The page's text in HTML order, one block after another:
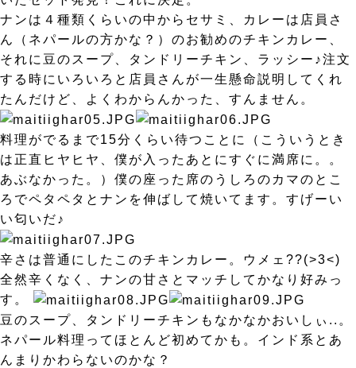
ナンは４種類くらいの中からセサミ、カレーは店員さ
ん（ネパールの方かな？）のお勧めのチキンカレー、
それに豆のスープ、タンドリーチキン、ラッシー♪注文
する時にいろいろと店員さんが一生懸命説明してくれ
たんだけど、よくわからんかった、すんません。
料理がでるまで15分くらい待つことに（こういうとき
は正直ヒヤヒヤ、僕が入ったあとにすぐに満席に。。
あぶなかった。）僕の座った席のうしろのカマのとこ
ろでペタペタとナンを伸ばして焼いてます。すげーい
い匂いだ♪
辛さは普通にしたこのチキンカレー。ウメェ??(>3<)
全然辛くなく、ナンの甘さとマッチしてかなり好みっ
す。
豆のスープ、タンドリーチキンもなかなかおいしぃ..。
ネパール料理ってほとんど初めてかも。インド系とあ
んまりかわらないのかな？